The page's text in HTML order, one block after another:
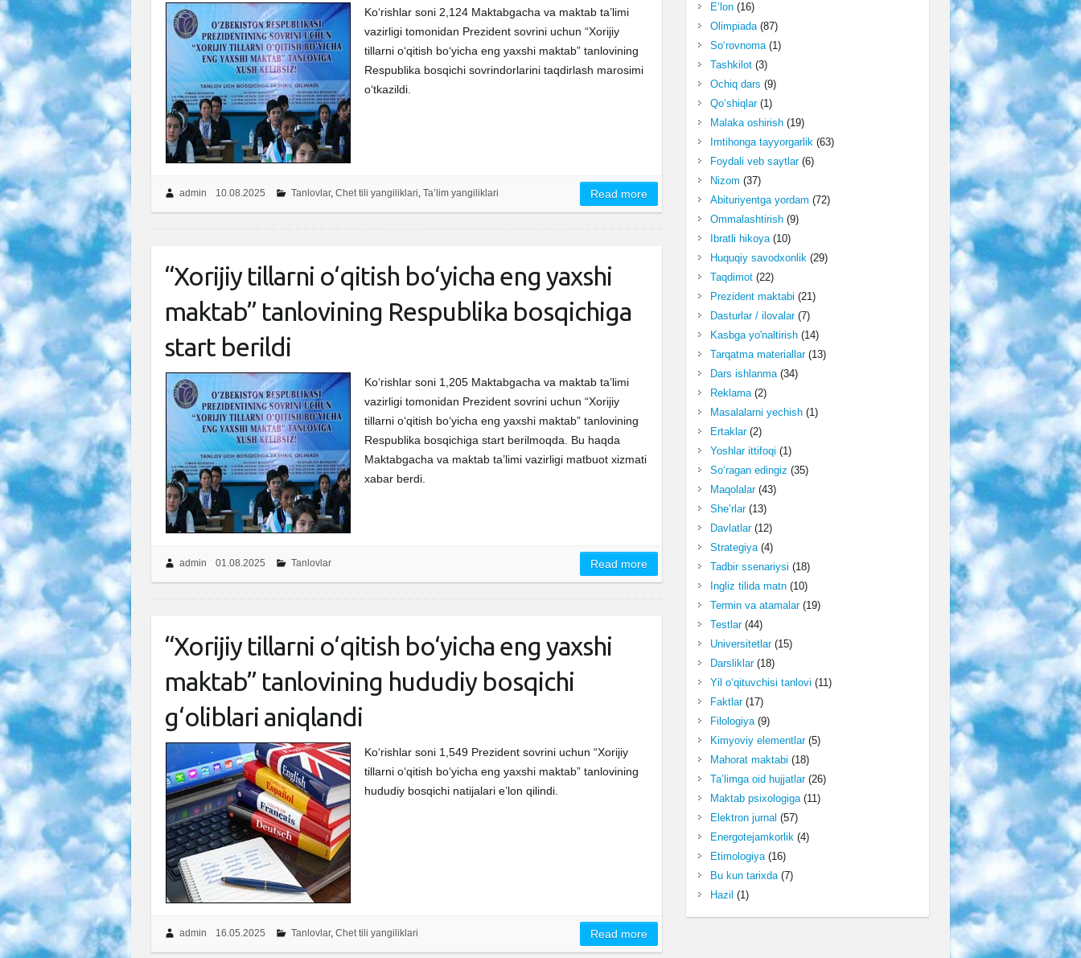
Ko‘rishlar soni 2,124 Maktabgacha va maktab ta’limi
vazirligi tomonidan Prezident sovrini uchun “Xorijiy
tillarni o‘qitish bo‘yicha eng yaxshi maktab” tanlovining
Respublika bosqichi sovrindorlarini taqdirlash marosimi
o‘tkazildi.
admin 10.08.2025 Tanlovlar, Chet tili yangiliklari, Ta’lim yangiliklari Read more
“Xorijiy tillarni o‘qitish bo‘yicha eng yaxshi
maktab” tanlovining Respublika bosqichiga
start berildi
Ko‘rishlar soni 1,205 Maktabgacha va maktab ta’limi
vazirligi tomonidan Prezident sovrini uchun “Xorijiy
tillarni o‘qitish bo‘yicha eng yaxshi maktab” tanlovining
Respublika bosqichiga start berilmoqda. Bu haqda
Maktabgacha va maktab ta’limi vazirligi matbuot xizmati
xabar berdi.
admin 01.08.2025 Tanlovlar Read more
“Xorijiy tillarni o‘qitish bo‘yicha eng yaxshi
maktab” tanlovining hududiy bosqichi
g‘oliblari aniqlandi
Ko‘rishlar soni 1,549 Prezident sovrini uchun “Xorijiy
tillarni o‘qitish bo‘yicha eng yaxshi maktab” tanlovining
hududiy bosqichi natijalari e’lon qilindi.
admin 16.05.2025 Tanlovlar, Chet tili yangiliklari Read more
E’lon(16)
Olimpiada(87)
So‘rovnoma(1)
Tashkilot(3)
Ochiq dars (9)
Qo‘shiqlar(1)
Malaka oshirish(19)
Imtihonga tayyorgarlik(63)
Foydali veb saytlar(6)
Nizom (37)
Abituriyentga yordam (72)
Ommalashtirish(9)
Ibratli hikoya(10)
Huquqiy savodxonlik(29)
Taqdimot(22)
Prezident maktabi (21)
Dasturlar / ilovalar(7)
Kasbga yo'naltirish(14)
Tarqatma materiallar(13)
Dars ishlanma(34)
Reklama(2)
Masalalarni yechish(1)
Ertaklar(2)
Yoshlar ittifoqi (1)
So‘ragan edingiz (35)
Maqolalar(43)
She’rlar(13)
Davlatlar(12)
Strategiya(4)
Tadbir ssenariysi (18)
Ingliz tilida matn(10)
Termin va atamalar(19)
Testlar(44)
Universitetlar(15)
Darsliklar(18)
Yil o‘qituvchisi tanlovi (11)
Faktlar(17)
Filologiya(9)
Kimyoviy elementlar(5)
Mahorat maktabi (18)
Ta’limga oid hujjatlar(26)
Maktab psixologiga(11)
Elektron jurnal (57)
Energotejamkorlik(4)
Etimologiya(16)
Bu kun tarixda(7)
Hazil (1)